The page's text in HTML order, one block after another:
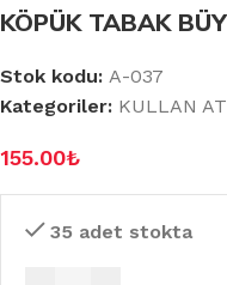
KÖPÜK TABAK
Stok kodu: A-037
Kategoriler: KULLAN
155.00₺
35 adet stokta